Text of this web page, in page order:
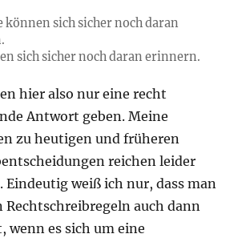
können sich sicher noch daran
sich sicher noch daran erinnern.
hier also nur eine recht
Antwort geben. Meine
zu heutigen und früheren
reichen leider
Eindeutig weiß ich nur, dass man
Rechtschreibregeln auch dann
wenn es sich um eine